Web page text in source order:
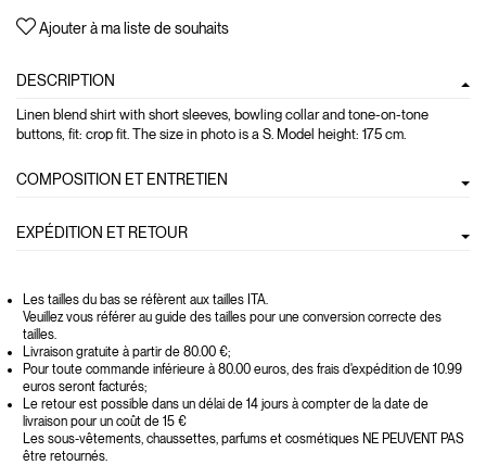
Ajouter à ma liste de souhaits
DESCRIPTION
Linen blend shirt with short sleeves, bowling collar and tone-on-tone
buttons, fit: crop fit. The size in photo is a S. Model height: 175 cm.
COMPOSITION ET ENTRETIEN
EXPÉDITION ET RETOUR
Les tailles du bas se réfèrent aux tailles ITA.
Veuillez vous référer au guide des tailles pour une conversion correcte des
tailles.
Livraison gratuite à partir de 80.00 €;
Pour toute commande inférieure à 80.00 euros, des frais d'expédition de 10.99
euros seront facturés;
Le retour est possible dans un délai de 14 jours à compter de la date de
livraison pour un coût de 15 €
Les sous-vêtements, chaussettes, parfums et cosmétiques NE PEUVENT PAS
être retournés.